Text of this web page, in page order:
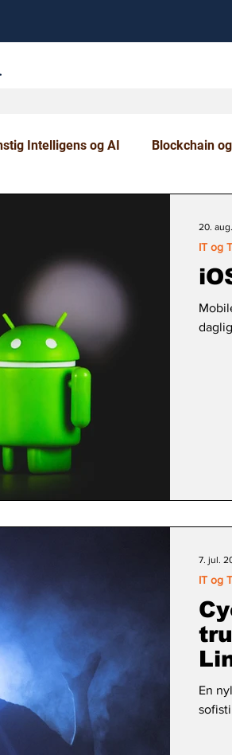
Intelligens og AI Blockchain
og Uddannelse
IT og
20.
En
IT og
7. jul.